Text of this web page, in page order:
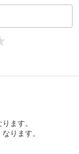
ます。
ります。